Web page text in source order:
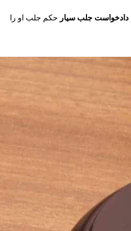
دادخواست جلب سیار حکم جلب او را